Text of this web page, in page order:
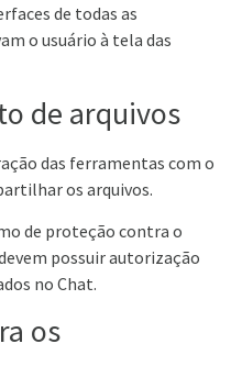
de todas as
o usuário à tela das
de arquivos
das ferramentas com o
os arquivos.
de proteção contra o
possuir autorização
no Chat.
os